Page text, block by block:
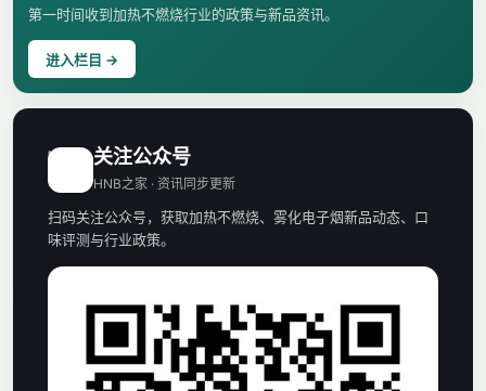
第一时间收到加热不燃烧行业的政策与新品资讯。
进入栏目 →
H 关注公众号
HNB之家 · 资讯同步更新
扫码关注公众号，获取加热不燃烧、雾化电子烟新品动态、口
味评测与行业政策。